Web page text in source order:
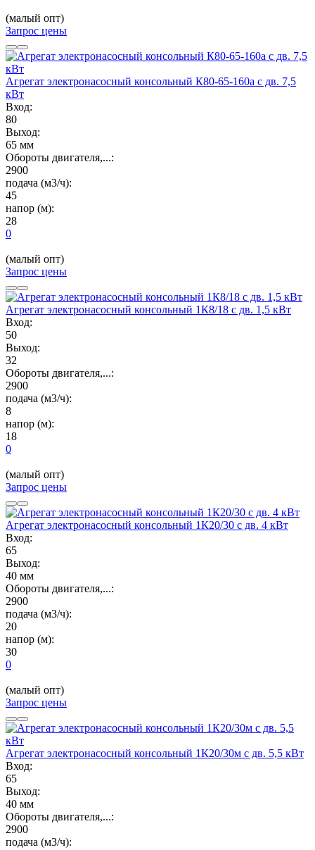
(малый опт)
Запрос цены
Агрегат электронасосный консольный К80-65-160а с дв. 7,5
кВт
Вход:
80
Выход:
65 мм
Обороты двигателя,...:
2900
подача (м3/ч):
45
напор (м):
28
0
(малый опт)
Запрос цены
Агрегат электронасосный консольный 1К8/18 с дв. 1,5 кВт
Вход:
50
Выход:
32
Обороты двигателя,...:
2900
подача (м3/ч):
8
напор (м):
18
0
(малый опт)
Запрос цены
Агрегат электронасосный консольный 1К20/30 с дв. 4 кВт
Вход:
65
Выход:
40 мм
Обороты двигателя,...:
2900
подача (м3/ч):
20
напор (м):
30
0
(малый опт)
Запрос цены
Агрегат электронасосный консольный 1К20/30м с дв. 5,5 кВт
Вход:
65
Выход:
40 мм
Обороты двигателя,...:
2900
подача (м3/ч):